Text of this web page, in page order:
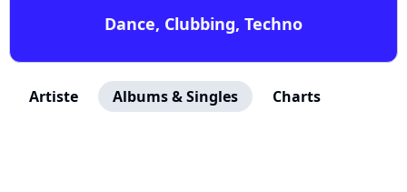
Dance, Clubbing, Techno
Artiste Albums & Singles Charts